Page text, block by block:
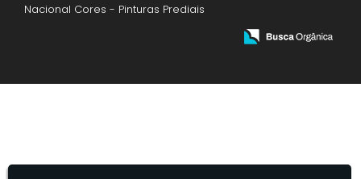
Nacional Cores - Pinturas Prediais